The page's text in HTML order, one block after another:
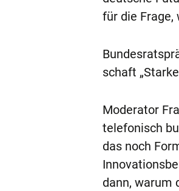
für die Frage,
schaft
Moderator
telefonisch
das noch
dann, warum